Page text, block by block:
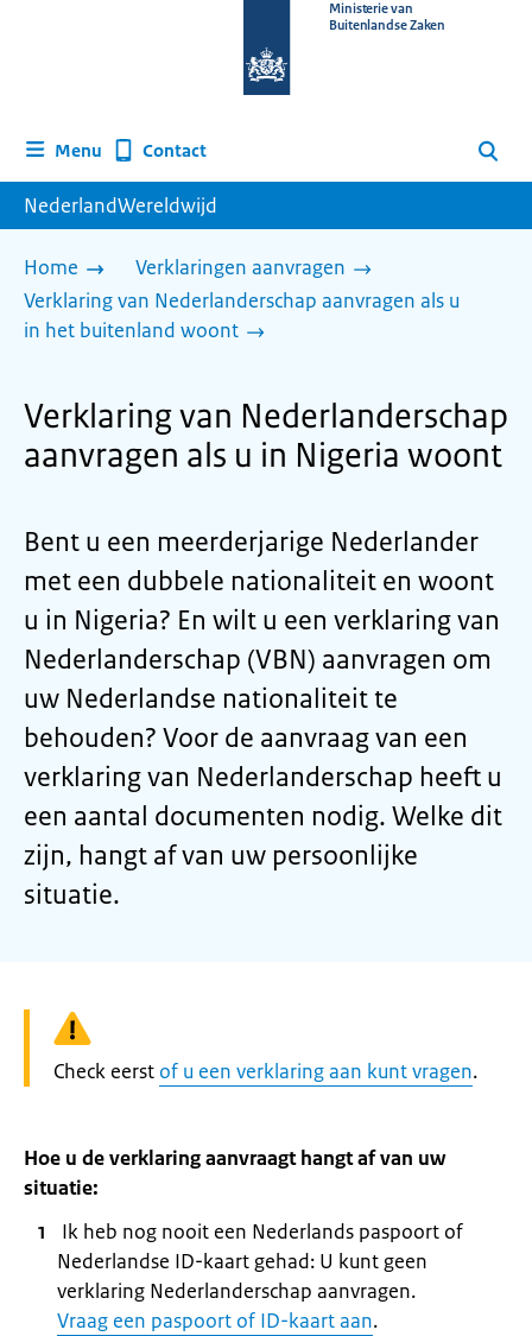
homepage
Ministerie van
Buitenlandse Zaken
Menu Contact Zoeken
NederlandWereldwijd
Home
Verklaringen aanvragen
Verklaring van Nederlanderschap aanvragen als u
in het buitenland woont
Verklaring van Nederlanderschap
aanvragen als u in Nigeria woont
Bent u een meerderjarige Nederlander
met een dubbele nationaliteit en woont
u in Nigeria? En wilt u een verklaring van
Nederlanderschap (VBN) aanvragen om
uw Nederlandse nationaliteit te
behouden? Voor de aanvraag van een
verklaring van Nederlanderschap heeft u
een aantal documenten nodig. Welke dit
zijn, hangt af van uw persoonlijke
situatie.
Waarschuwing:
Check eerst of u een verklaring aan kunt vragen.
Hoe u de verklaring aanvraagt hangt af van uw
situatie:
Ik heb nog nooit een Nederlands paspoort of
Nederlandse ID-kaart gehad: U kunt geen
verklaring Nederlanderschap aanvragen.
Vraag een paspoort of ID-kaart aan.